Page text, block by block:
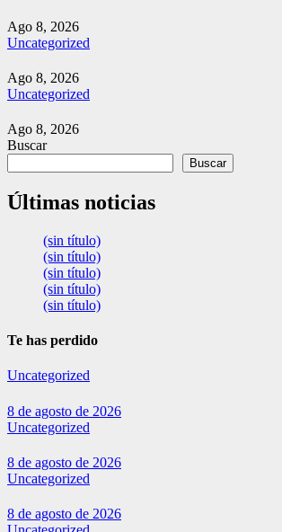
Ago 8, 2026
Uncategorized
Ago 8, 2026
Uncategorized
Ago 8, 2026
Buscar
Buscar
Últimas noticias
(sin título)
(sin título)
(sin título)
(sin título)
(sin título)
Te has perdido
Uncategorized
8 de agosto de 2026
Uncategorized
8 de agosto de 2026
Uncategorized
8 de agosto de 2026